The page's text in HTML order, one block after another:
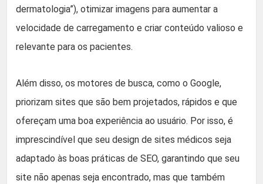
dermatologia”), otimizar imagens para aumentar a
velocidade de carregamento e criar conteúdo valioso e
relevante para os pacientes.
Além disso, os motores de busca, como o Google,
priorizam sites que são bem projetados, rápidos e que
ofereçam uma boa experiência ao usuário. Por isso, é
imprescindível que seu design de sites médicos seja
adaptado às boas práticas de SEO, garantindo que seu
site não apenas seja encontrado, mas que também